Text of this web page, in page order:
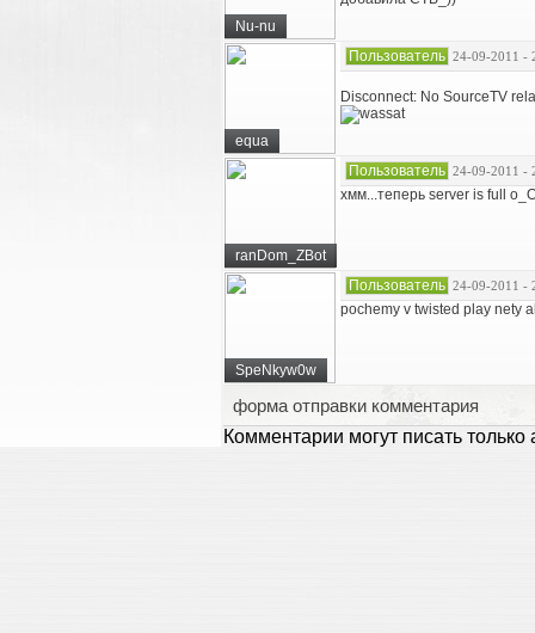
Nu-nu
equa
Пользователь 24-09-2011 -
Disconnect: No SourceTV
ranDom_ZBot
Пользователь 24-09-2011 -
хмм...теперь server is full
SpeNkyw0w
Пользователь 24-09-2011 -
pochemy v twisted play nety
форма отправки комментария
Комментарии могут писать